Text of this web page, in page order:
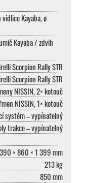
Kayaba, ø
Kayaba / zdvih
Scorpion Rally STR
Scorpion Rally STR
NISSIN, 2× kotouč
NISSIN, 1× kotouč
systém – vypínatelný
trakce – vypínatelný
× 860 × 1 399 mm
213 kg
850 mm